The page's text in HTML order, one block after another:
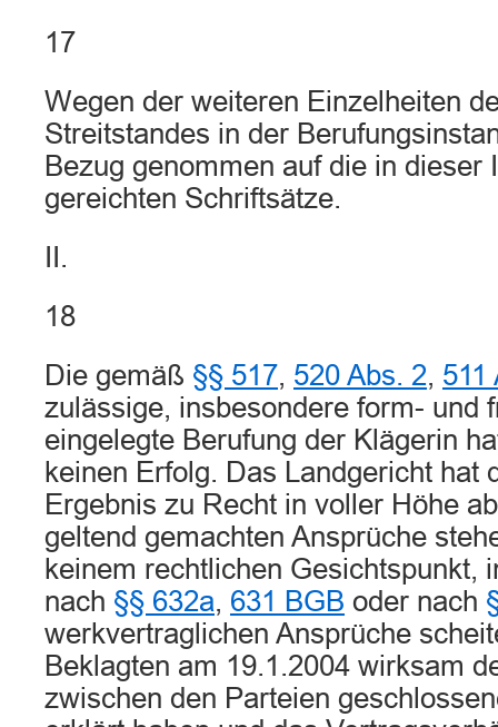
17
Wegen der weiteren Einzelheiten
Streitstandes in der
Bezug genommen auf die in dieser
gereichten Schriftsätze.
II.
18
Die gemäß §§ 517, 520 Abs. 2, 511
zulässige, insbesondere form- und
eingelegte Berufung der Klägerin
keinen Erfolg. Das Landgericht hat
Ergebnis zu Recht in voller Höhe
geltend gemachten Ansprüche
keinem rechtlichen Gesichtspunkt,
nach §§ 632a, 631 BGB oder nach
werkvertraglichen Ansprüche
Beklagten am 19.1.2004 wirksam
zwischen den Parteien